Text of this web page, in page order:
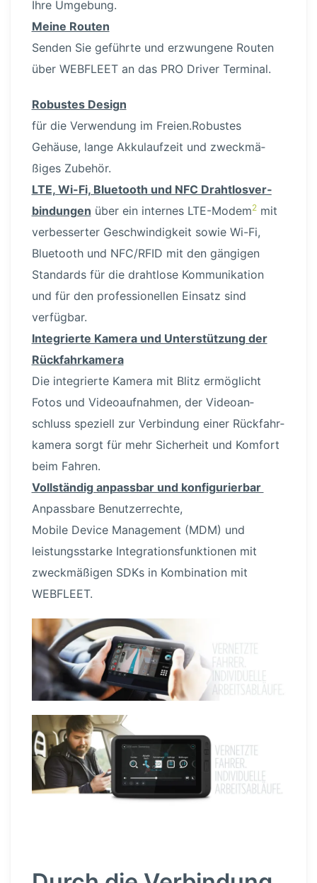
Ihre Umgebung.
Meine Routen
Senden Sie geführte und erzwungene Routen
über WEBFLEET an das PRO Driver Terminal.
Robustes Design
für die Verwendung im Freien.Robustes
Gehäuse, lange Akkulaufzeit und zweck­mä­
ßiges Zubehör.
LTE, Wi-Fi, Bluetooth und NFC Draht­los­ver­
bin­dungen über ein internes LTE-Modem2mit
verbes­serter Geschwin­digkeit sowie Wi-Fi,
Bluetooth und NFC/RFID mit den gängigen
Standards für die drahtlose Kommu­ni­kation
und für den profes­sio­nellen Einsatz sind
verfügbar.
Integrierte Kamera und Unter­stützung der
Rückfahr­kamera
Die integrierte Kamera mit Blitz ermöglicht
Fotos und Video­auf­nahmen, der Video­an­
schluss speziell zur Verbindung einer Rückfahr­
kamera sorgt für mehr Sicherheit und Komfort
beim Fahren.
Vollständig anpassbar und konfi­gu­rierbar
Anpassbare Benut­zer­rechte,
Mobile Device Management (MDM) und
leistungs­starke Integra­ti­ons­funk­tionen mit
zweck­mä­ßigen SDKs in Kombination mit
WEBFLEET.